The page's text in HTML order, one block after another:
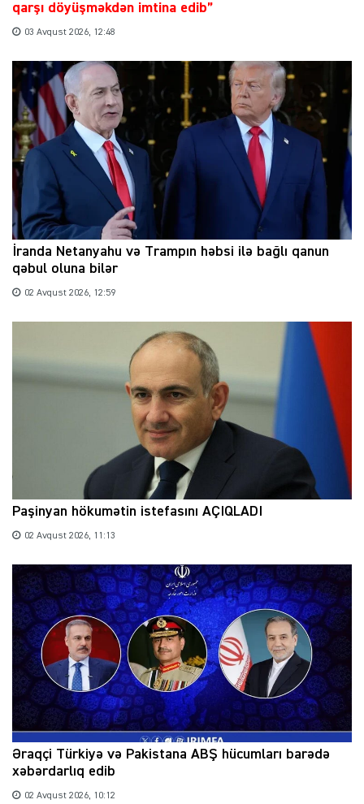
qarşı döyüşməkdən imtina edib”
03 Avqust 2026, 12:48
İranda Netanyahu və Trampın həbsi ilə bağlı qanun
qəbul oluna bilər
02 Avqust 2026, 12:59
Paşinyan hökumətin istefasını AÇIQLADI
02 Avqust 2026, 11:13
Əraqçi Türkiyə və Pakistana ABŞ hücumları barədə
xəbərdarlıq edib
02 Avqust 2026, 10:12